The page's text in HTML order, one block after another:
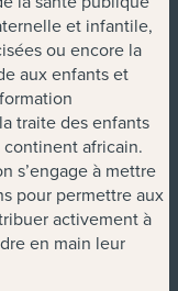
et infantile,
ou encore la
aux enfants et
traite des enfants
africain.
s’engage à mettre
pour permettre aux
activement à
en main leur